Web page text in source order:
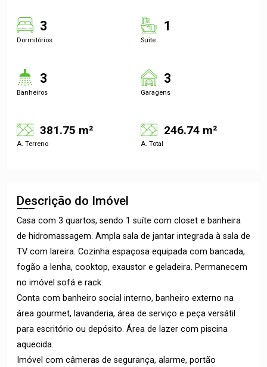
3
Dormitórios
1
Suite
3
Banheiros
3
Garagens
381.75 m²
A. Terreno
246.74 m²
A. Total
Descrição do Imóvel
Casa com 3 quartos, sendo 1 suíte com closet e banheira
de hidromassagem. Ampla sala de jantar integrada à sala de
TV com lareira. Cozinha espaçosa equipada com bancada,
fogão a lenha, cooktop, exaustor e geladeira. Permanecem
no imóvel sofá e rack.
Conta com banheiro social interno, banheiro externo na
área gourmet, lavanderia, área de serviço e peça versátil
para escritório ou depósito. Área de lazer com piscina
aquecida.
Imóvel com câmeras de segurança, alarme, portão